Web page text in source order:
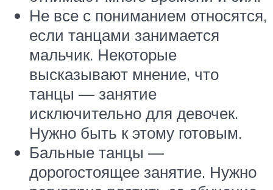
Не все с пониманием относятся,
если танцами занимается
мальчик. Некоторые
высказывают мнение, что
танцы — занятие
исключительно для девочек.
Нужно быть к этому готовым.
Бальные танцы —
дорогостоящее занятие. Нужно